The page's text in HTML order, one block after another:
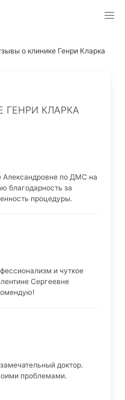
о клинике Генри Кларка
ГЕНРИ КЛАРКА
Александровне по ДМС на
благодарность за
процедуры.
и чуткое
Сергеевне
доктор.
проблемами.